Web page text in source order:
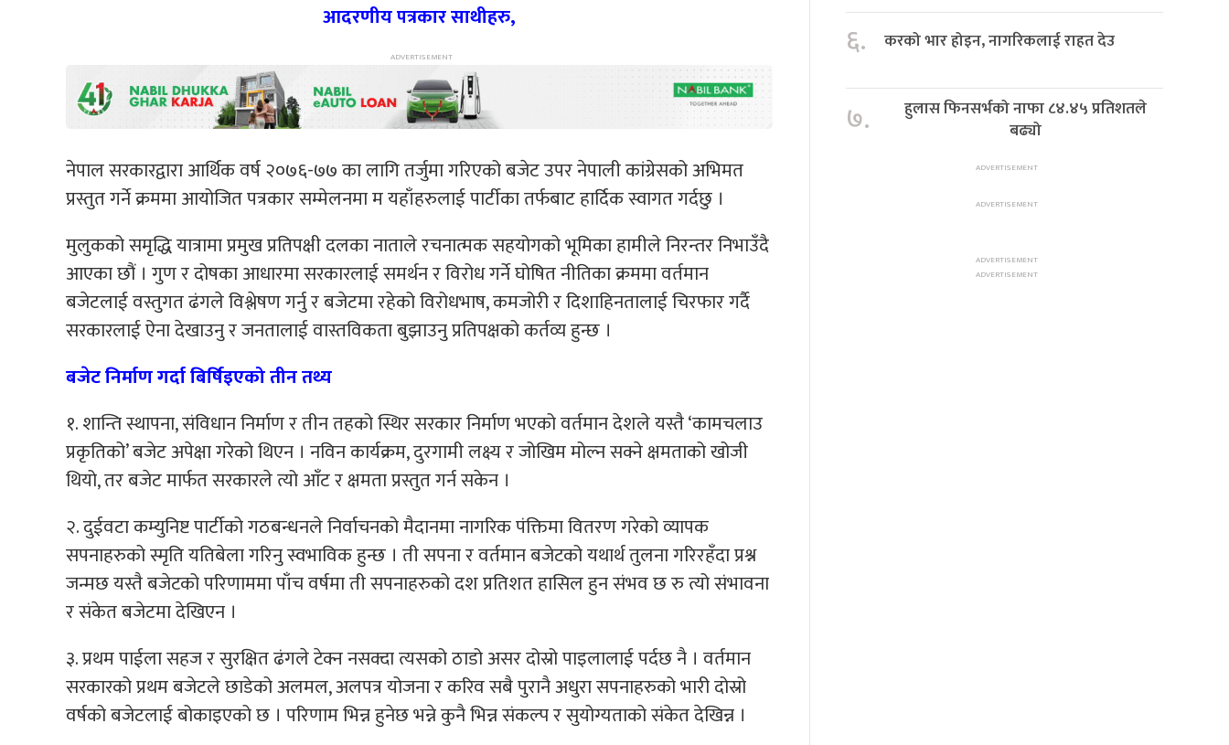
आदरणीय पत्रकार साथीहरु,
नेपाल सरकारद्वारा आर्थिक वर्ष २०७६-७७ का लागि तर्जुमा गरिएको बजेट उपर नेपाली कांग्रेसको अभिमत
प्रस्तुत गर्ने क्रममा आयोजित पत्रकार सम्मेलनमा म यहाँहरुलाई पार्टीका तर्फबाट हार्दिक स्वागत गर्दछु ।
मुलुकको समृद्धि यात्रामा प्रमुख प्रतिपक्षी दलका नाताले रचनात्मक सहयोगको भूमिका हामीले निरन्तर निभाउँदै
आएका छौं । गुण र दोषका आधारमा सरकारलाई समर्थन र विरोध गर्ने घोषित नीतिका क्रममा वर्तमान
बजेटलाई वस्तुगत ढंगले विश्लेषण गर्नु र बजेटमा रहेको विरोधभाष, कमजोरी र दिशाहिनतालाई चिरफार गर्दै
सरकारलाई ऐना देखाउनु र जनतालाई वास्तविकता बुझाउनु प्रतिपक्षको कर्तव्य हुन्छ ।
बजेट निर्माण गर्दा बिर्षिइएको तीन तथ्य
१. शान्ति स्थापना, संविधान निर्माण र तीन तहको स्थिर सरकार निर्माण भएको वर्तमान देशले यस्तै ‘कामचलाउ
प्रकृतिको’ बजेट अपेक्षा गरेको थिएन । नविन कार्यक्रम, दुरगामी लक्ष्य र जोखिम मोल्न सक्ने क्षमताको खोजी
थियो, तर बजेट मार्फत सरकारले त्यो आँट र क्षमता प्रस्तुत गर्न सकेन ।
२. दुईवटा कम्युनिष्ट पार्टीको गठबन्धनले निर्वाचनको मैदानमा नागरिक पंक्तिमा वितरण गरेको व्यापक
सपनाहरुको स्मृति यतिबेला गरिनु स्वभाविक हुन्छ । ती सपना र वर्तमान बजेटको यथार्थ तुलना गरिरहँदा प्रश्न
जन्मछ यस्तै बजेटको परिणाममा पाँच वर्षमा ती सपनाहरुको दश प्रतिशत हासिल हुन संभव छ रु त्यो संभावना
र संकेत बजेटमा देखिएन ।
३. प्रथम पाईला सहज र सुरक्षित ढंगले टेक्न नसक्दा त्यसको ठाडो असर दोस्रो पाइलालाई पर्दछ नै । वर्तमान
सरकारको प्रथम बजेटले छाडेको अलमल, अलपत्र योजना र करिव सबै पुरानै अधुरा सपनाहरुको भारी दोस्रो
वर्षको बजेटलाई बोकाइएको छ । परिणाम भिन्न हुनेछ भन्ने कुनै भिन्न संकल्प र सुयोग्यताको संकेत देखिन्न ।
६. करको भार होइन, नागरिकलाई राहत देउ
७.
हुलास फिनसर्भको नाफा ८४.४५ प्रतिशतले
बढ्यो